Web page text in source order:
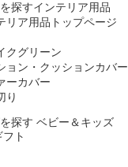
インテリア用品
リア用品トップページ
クグリーン
ョン・クッションカバー
ーカバー
り
ベビー＆キッズ
フト